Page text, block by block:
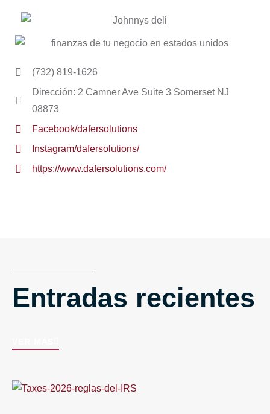
(732) 819-1626
Dirección: 2 Camner Ave Suite 3 Somerset NJ
08873
Facebook/dafersolutions
Instagram/dafersolutions/
https://www.dafersolutions.com/
Entradas recientes